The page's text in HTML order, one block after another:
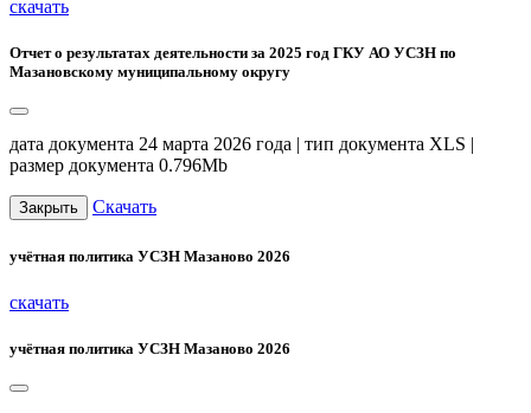
скачать
Отчет о результатах деятельности за 2025 год ГКУ АО УСЗН по
Мазановскому муниципальному округу
дата документа 24 марта 2026 года | тип документа XLS |
размер документа 0.796Mb
Закрыть Скачать
учётная политика УСЗН Мазаново 2026
скачать
учётная политика УСЗН Мазаново 2026